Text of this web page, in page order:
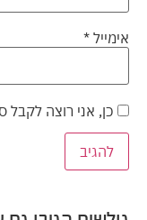
אימייל *
כן, אני רוצה לקבל